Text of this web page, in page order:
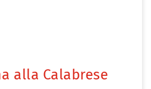
alla Calabrese